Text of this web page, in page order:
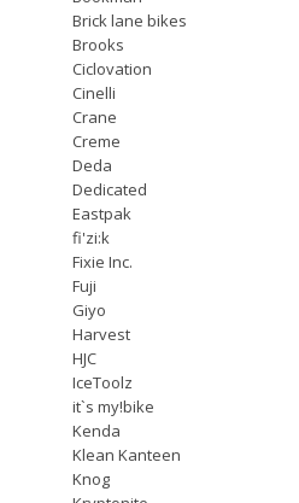
Brick lane bikes
Brooks
Ciclovation
Cinelli
Crane
Creme
Deda
Dedicated
Eastpak
fi'zi:k
Fixie Inc.
Fuji
Giyo
Harvest
HJC
IceToolz
it`s my!bike
Kenda
Klean Kanteen
Knog